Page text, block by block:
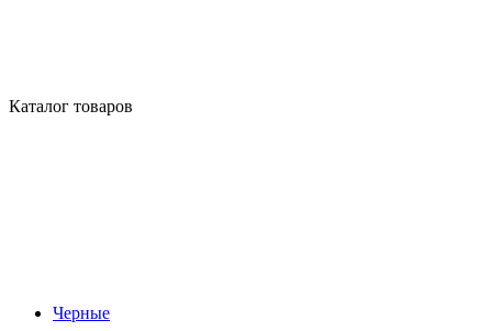
Каталог товаров
Черные